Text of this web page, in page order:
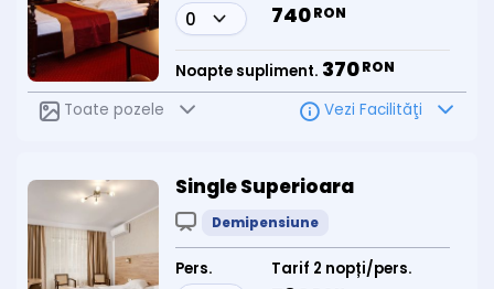
740RON
Noapte supliment. 370RON
Toate pozele Vezi Facilităţi
Single Superioara
Demipensiune
Pers. Tarif 2 nopți/pers.